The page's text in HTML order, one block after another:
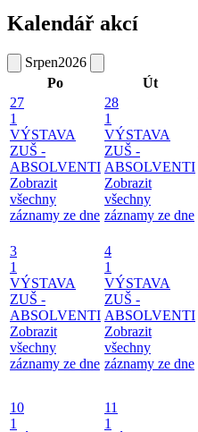
Kalendář akcí
Srpen2026
Po
Út
27
1
VÝSTAVA
ZUŠ -
ABSOLVENTI
Zobrazit
všechny
záznamy ze dne
28
1
VÝSTAVA
ZUŠ -
ABSOLVENTI
Zobrazit
všechny
záznamy ze dne
3
1
VÝSTAVA
ZUŠ -
ABSOLVENTI
Zobrazit
všechny
záznamy ze dne
4
1
VÝSTAVA
ZUŠ -
ABSOLVENTI
Zobrazit
všechny
záznamy ze dne
10
1
11
1